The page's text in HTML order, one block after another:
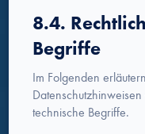
8.4.
Begriffe
Im Folgenden
technische Begriffe.